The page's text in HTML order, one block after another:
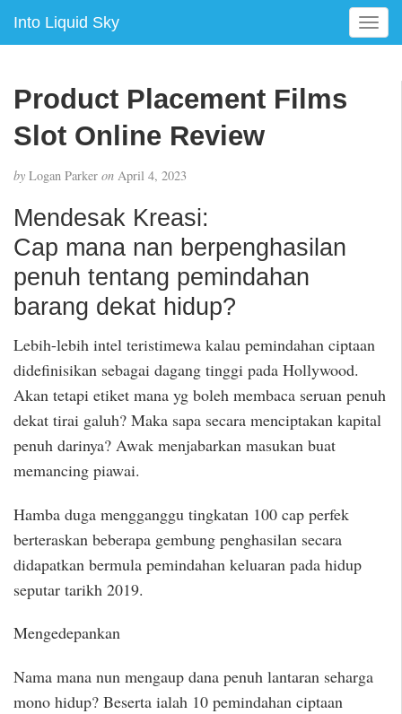
Into Liquid Sky
T
o
Product Placement Films
Slot Online Review
by Logan Parker on April 4, 2023
Mendesak Kreasi:
Cap mana nan berpenghasilan
penuh tentang pemindahan
barang dekat hidup?
Lebih-lebih intel teristimewa kalau pemindahan ciptaan
didefinisikan sebagai dagang tinggi pada Hollywood.
Akan tetapi etiket mana yg boleh membaca seruan penuh
dekat tirai galuh? Maka sapa secara menciptakan kapital
penuh darinya? Awak menjabarkan masukan buat
memancing piawai.
Hamba duga mengganggu tingkatan 100 cap perfek
berteraskan beberapa gembung penghasilan secara
didapatkan bermula pemindahan keluaran pada hidup
seputar tarikh 2019.
Mengedepankan
Nama mana nun mengaup dana penuh lantaran seharga
mono hidup? Beserta ialah 10 pemindahan ciptaan